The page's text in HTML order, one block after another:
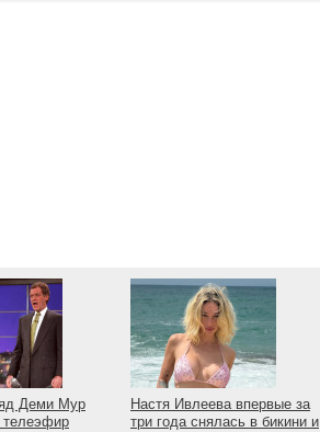
Деми Мур
телеэфир
Настя Ивлеева впервые за
три года снялась в бикини и